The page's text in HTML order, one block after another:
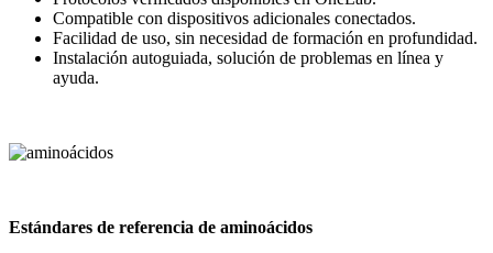
Compatible con dispositivos adicionales conectados.
Facilidad de uso, sin necesidad de formación en profundidad.
Instalación autoguiada, solución de problemas en línea y
ayuda.
Estándares de referencia de aminoácidos